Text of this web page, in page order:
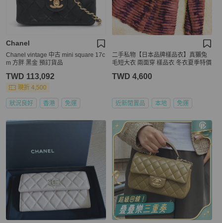
Chanel
Chanel vintage 中古 mini square 17c
m 方胖 黑金 預訂貨品
TWD 113,092
現折 4,500
狀況良好 香港 免運
二手私物【日本品牌樣品衣】真獺兔
毛短大衣 兩面穿 樣品衣 冬衣夏季特價
TWD 4,600
近新閒置品 本地 免運